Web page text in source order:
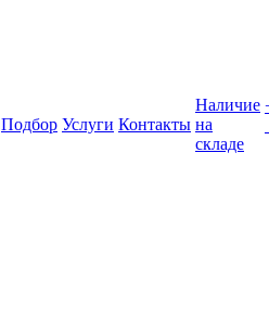
Подбор Услуги Контакты
Наличие
на
складе